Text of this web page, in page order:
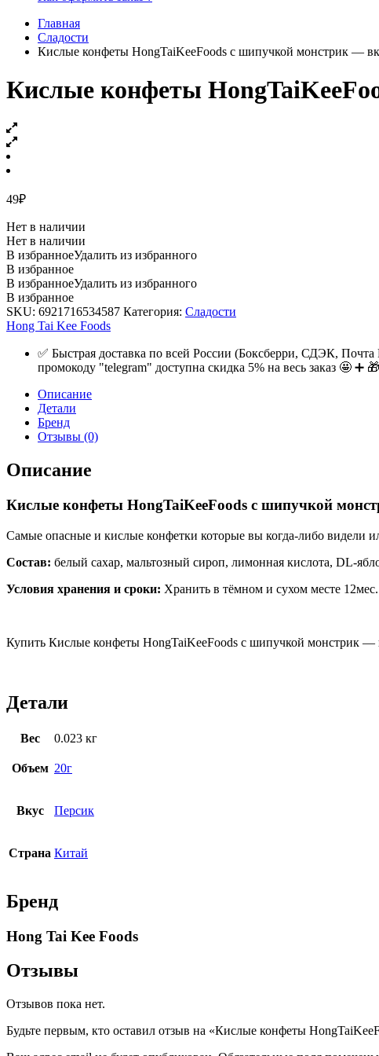
Главная
Сладости
Кислые конфеты HongTaiKeeFoods с шипучкой монстрик —
Кислые конфеты
49₽
Нет в наличии
Нет в наличии
В избранноеУдалить из избранного
В избранное
В избранноеУдалить из избранного
В избранное
SKU: 6921716534587 Категория: Сладости
Hong Tai Kee Foods
✅ Быстрая доставка по всей России (Боксберри, СДЭК,
промокоду "telegram" доступна скидка 5% на весь заказ 🤩 ➕
Описание
Детали
Бренд
Отзывы (0)
Описание
Кислые конфеты HongTaiKeeFoods с шипучкой
Самые опасные и кислые конфетки которые вы когда-либо видели
Состав: белый сахар, мальтозный сироп, лимонная кислота, DL-
Условия хранения и сроки: Хранить в тёмном и сухом месте
Купить Кислые конфеты HongTaiKeeFoods с шипучкой монстрик —
Детали
Вес 0.023 кг
Объем 20г
Вкус Персик
Страна Китай
Бренд
Hong Tai Kee Foods
Отзывы
Отзывов пока нет.
Будьте первым, кто оставил отзыв на «Кислые конфеты